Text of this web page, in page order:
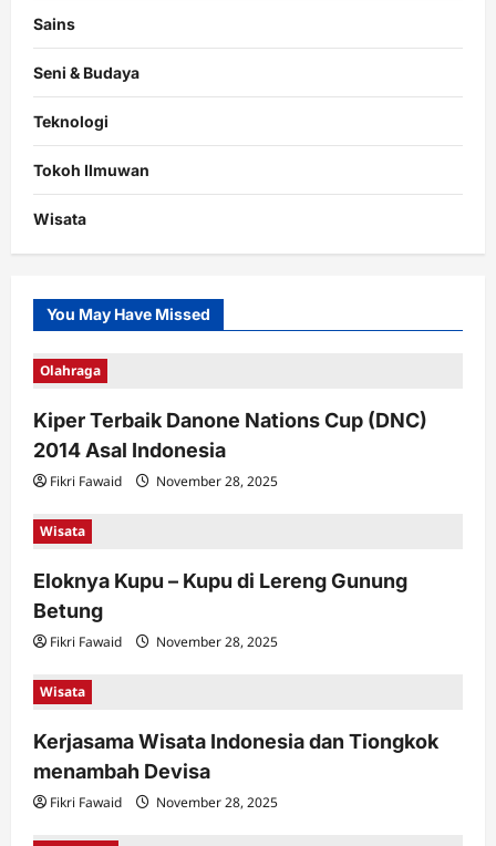
Sains
Seni & Budaya
Teknologi
Tokoh Ilmuwan
Wisata
You May Have Missed
Olahraga
Kiper Terbaik Danone Nations Cup (DNC)
2014 Asal Indonesia
Fikri Fawaid November 28, 2025
Wisata
Eloknya Kupu – Kupu di Lereng Gunung
Betung
Fikri Fawaid November 28, 2025
Wisata
Kerjasama Wisata Indonesia dan Tiongkok
menambah Devisa
Fikri Fawaid November 28, 2025